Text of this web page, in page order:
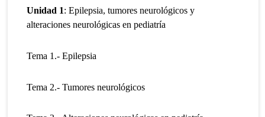
Unidad 1: Epilepsia, tumores neurológicos y
alteraciones neurológicas en pediatría
Tema 1.- Epilepsia
Tema 2.- Tumores neurológicos